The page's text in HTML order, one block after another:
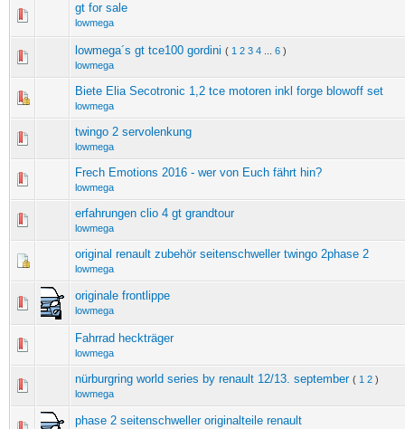
gt for sale
lowmega
lowmega´s gt tce100 gordini ( 1 2 3 4 6 )
lowmega
Biete Elia Secotronic 1,2 tce motoren inkl forge blowoff set
lowmega
twingo 2 servolenkung
lowmega
Frech Emotions 2016 - wer von Euch fährt hin?
lowmega
erfahrungen clio 4 gt grandtour
lowmega
original renault zubehör seitenschweller twingo 2phase 2
lowmega
originale frontlippe
lowmega
Fahrrad heckträger
lowmega
nürburgring world series by renault 12/13. september ( 1 2 )
lowmega
phase 2 seitenschweller originalteile renault